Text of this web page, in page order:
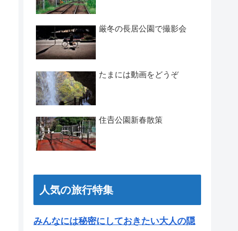
厳冬の長居公園で撮影会
たまには動画をどうぞ
住𠮷公園新春散策
人気の旅行特集
みんなには秘密にしておきたい大人の隠